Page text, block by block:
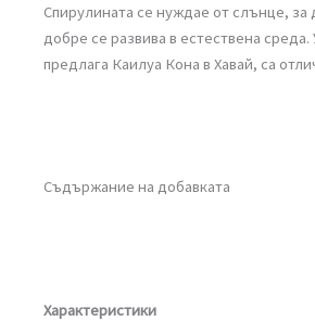
Спирулината се нуждае от слънце, за
добре се развива в естествена среда.
предлага Каилуа Кона в Хавай, са
Съдържание на добавката
Характеристики